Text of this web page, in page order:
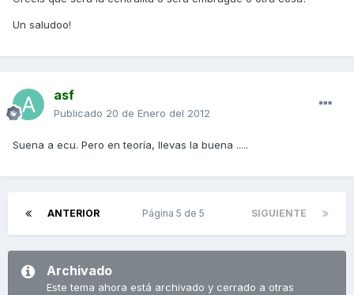
Un saludoo!
asf
Publicado 20 de Enero del 2012
Suena a ecu. Pero en teoría, llevas la buena .....
ANTERIOR SIGUIENTE
Página 5 de 5
Archivado
Este tema ahora está archivado y cerrado a otras